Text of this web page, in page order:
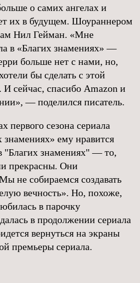
о самих ангелах и
их в будущем. Шоураннером
Нил Гейман. «Мне
в «Благих знамениях» —
больше нет с нами, но,
бы сделать с этой
И сейчас, спасибо Amazon и
— поделился писатель.
первого сезона сериала
знамениях» ему нравится
"Благих знамениях" — то,
прекрасны. Они
не собираемся создавать
вечность». Но, похоже,
в парочку
в продолжении сериала
вернуться на экраны
премьеры сериала.